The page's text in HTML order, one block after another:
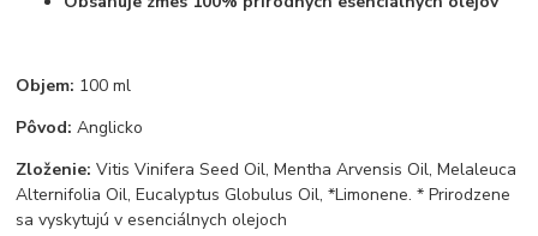
Objem: 100 ml
Pôvod: Anglicko
Zloženie: Vitis Vinifera Seed Oil, Mentha Arvensis Oil, Melaleuca
Alternifolia Oil, Eucalyptus Globulus Oil, *Limonene. *Prirodzene
sa vyskytujú v esenciálnych olejoch